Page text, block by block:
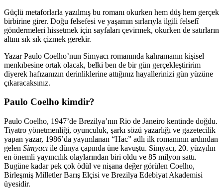
Güçlü metaforlarla yazılmış bu romanı okurken hem düş hem gerçek
birbirine girer. Doğu felsefesi ve yaşamın sırlarıyla ilgili felsefî
göndermeleri hissetmek için sayfaları çevirmek, okurken de satırların
altını sık sık çizmek gerekir.
Yazar Paulo Coelho’nun Simyacı romanında kahramanın kişisel
menkıbesine ortak olacak, belki ben de bir gün gerçekleştiririm
diyerek hafızanızın derinliklerine attığınız hayallerinizi gün yüzüne
çıkaracaksınız.
Paulo Coelho kimdir?
Paulo Coelho, 1947’de Brezilya’nın Rio de Janeiro kentinde doğdu.
Tiyatro yönetmenliği, oyunculuk, şarkı sözü yazarlığı ve gazetecilik
yapan yazar, 1986’da yayımlanan “Hac” adlı ilk romanının ardından
gelen Simyacı ile dünya çapında üne kavuştu. Simyacı, 20. yüzyılın
en önemli yayıncılık olaylarından biri oldu ve 85 milyon sattı.
Bugüne kadar pek çok ödül ve nişana değer görülen Coelho,
Birleşmiş Milletler Barış Elçisi ve Brezilya Edebiyat Akademisi
üyesidir.